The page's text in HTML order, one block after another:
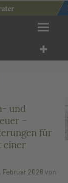
und
–
für
einer
Februar 2026von